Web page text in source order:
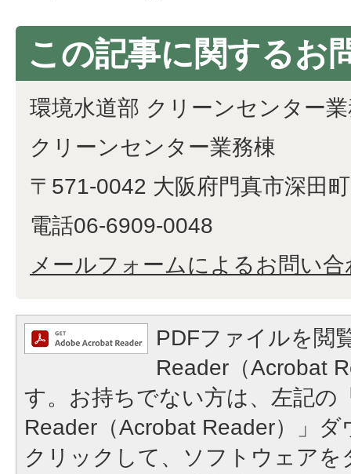
この記事に関するお
環境水道部 クリーンセンター
クリーンセンター業務棟
〒571-0042 大阪府門真市深田
電話06-6909-0048
メールフォームによるお問い合
PDFファイルを閲
Reader（Acrobat
す。お持ちでない方は、左記の
Reader（Acrobat Reader）」
クリックして、ソフトウェア